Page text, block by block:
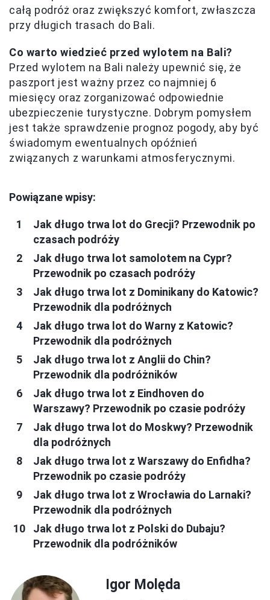
całą podróż oraz zwiększyć komfort, zwłaszcza
przy długich trasach do Bali.
Co warto wiedzieć przed wylotem na Bali?
Przed wylotem na Bali należy upewnić się, że
paszport jest ważny przez co najmniej 6
miesięcy oraz zorganizować odpowiednie
ubezpieczenie turystyczne. Dobrym pomysłem
jest także sprawdzenie prognoz pogody, aby być
świadomym ewentualnych opóźnień
związanych z warunkami atmosferycznymi.
Powiązane wpisy:
Jak długo trwa lot do Grecji? Przewodnik po
czasach podróży
Jak długo trwa lot samolotem na Cypr?
Przewodnik po czasach podróży
Jak długo trwa lot z Dominikany do Katowic?
Przewodnik dla podróżnych
Jak długo trwa lot do Warny z Katowic?
Przewodnik dla podróżnych
Jak długo trwa lot z Anglii do Chin?
Przewodnik dla podróżników
Jak długo trwa lot z Eindhoven do
Warszawy? Przewodnik po czasie podróży
Jak długo trwa lot do Moskwy? Przewodnik
dla podróżnych
Jak długo trwa lot z Warszawy do Enfidha?
Przewodnik po czasie podróży
Jak długo trwa lot z Wrocławia do Larnaki?
Przewodnik dla podróżnych
Jak długo trwa lot z Polski do Dubaju?
Przewodnik dla podróżników
Igor Molęda